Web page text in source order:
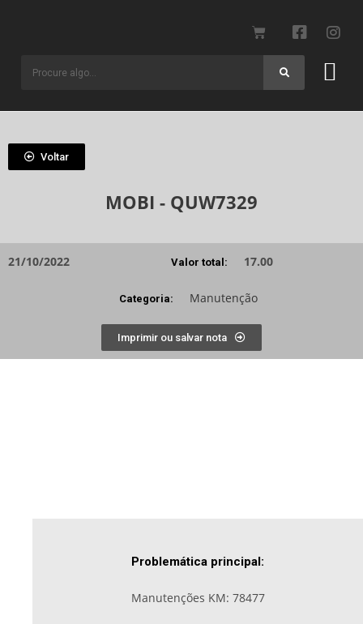
Voltar
MOBI - QUW7329
21/10/2022 Valor total: 17.00
Categoria: Manutenção
Imprimir ou salvar nota
Problemática principal:
Manutenções KM: 78477